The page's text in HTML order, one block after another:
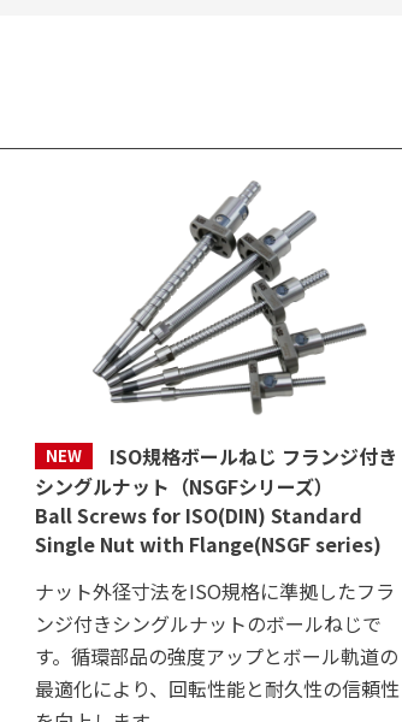
NEW
ISO規格ボールねじ フランジ付き
シングルナット（NSGFシリーズ）
Ball Screws for ISO(DIN) Standard
Single Nut with Flange(NSGF series)
ナット外径寸法をISO規格に準拠したフラ
ンジ付きシングルナットのボールねじで
す。循環部品の強度アップとボール軌道の
最適化により、回転性能と耐久性の信頼性